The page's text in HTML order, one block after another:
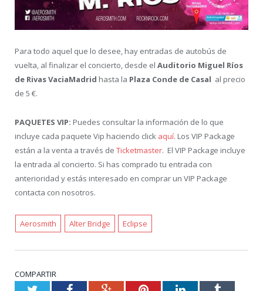
Para todo aquel que lo desee, hay entradas de autobús de
vuelta, al finalizar el concierto, desde el Auditorio Miguel Ríos
de Rivas VaciaMadrid hasta la Plaza Conde de Casal al precio
de 5 €.
PAQUETES VIP: Puedes consultar la información de lo que
incluye cada paquete Vip haciendo click aquí. Los VIP Package
están a la venta a través de Ticketmaster. El VIP Package incluye
la entrada al concierto. Si has comprado tu entrada con
anterioridad y estás interesado en comprar un VIP Package
contacta con nosotros.
Aerosmith Alter Bridge Eclipse
COMPARTIR